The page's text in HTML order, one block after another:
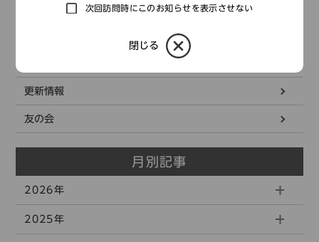
更新情報
友の会
月別記事
2026年
2025年
次回訪問時にこのお知らせを表示させない
閉じる